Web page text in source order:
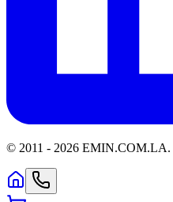
© 2011 - 2026 EMIN.COM.LA.